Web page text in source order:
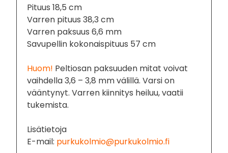
Pituus 18,5 cm
Varren pituus 38,3 cm
Varren paksuus 6,6 mm
Savupellin kokonaispituus 57 cm
Huom! Peltiosan paksuuden mitat voivat
vaihdella 3,6 – 3,8 mm välillä. Varsi on
vääntynyt. Varren kiinnitys heiluu, vaatii
tukemista.
Lisätietoja
E-mail: purkukolmio@purkukolmio.fi